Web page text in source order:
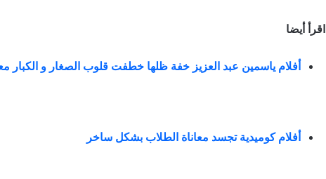
اقرأ أيضا
أفلام ياسمين عبد العزيز خفة ظلها خطفت قلوب الصغار و الكبار
أفلام كوميدية تجسد معاناة الطلاب بشكل ساخر